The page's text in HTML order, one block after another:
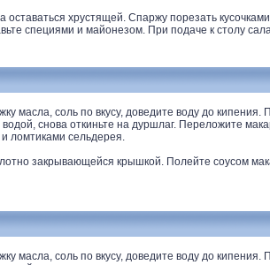
хрустящей. Спаржу порезать
специями и майонезом. При подаче к столу
масла, соль по вкусу, доведите воду до
снова откиньте на дуршлаг. Переложите
ломтиками сельдерея.
закрывающейся крышкой. Полейте соусом
масла, соль по вкусу, доведите воду до